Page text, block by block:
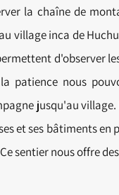
la chaîne de
village inca de
d'observer
patience nous
jusqu'au
et ses bâtiments en
sentier nous offre